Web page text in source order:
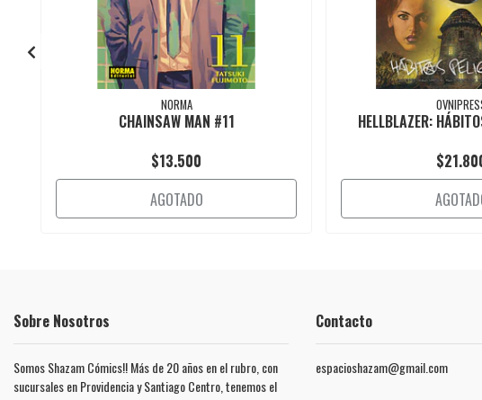
NORMA
CHAINSAW MAN #11
$13.500
AGOTADO
HELLBLAZER:
Sobre Nosotros
Somos Shazam Cómics!! Más de 20 años en el rubro, con
sucursales en Providencia y Santiago Centro, tenemos el
Contacto
espacioshazam@gmail.com